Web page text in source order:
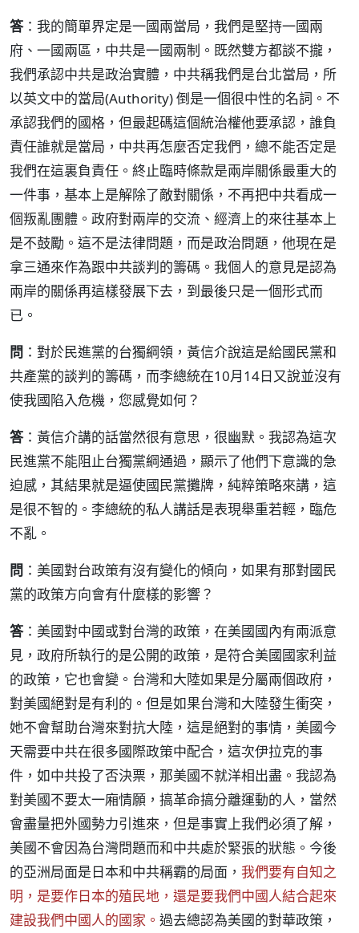
答：我的簡單界定是一國兩當局，我們是堅持一國兩
府、一國兩區，中共是一國兩制。既然雙方都談不攏，
我們承認中共是政治實體，中共稱我們是台北當局，所
以英文中的當局(Authority) 倒是一個很中性的名詞。不
承認我們的國格，但最起碼這個統治權他要承認，誰負
責任誰就是當局，中共再怎麼否定我們，總不能否定是
我們在這裏負責任。終止臨時條款是兩岸關係最重大的
一件事，基本上是解除了敵對關係，不再把中共看成一
個叛亂團體。政府對兩岸的交流、經濟上的來往基本上
是不鼓勵。這不是法律問題，而是政治問題，他現在是
拿三通來作為跟中共談判的籌碼。我個人的意見是認為
兩岸的關係再這樣發展下去，到最後只是一個形式而
已。
問 ：對於民進黨的台獨綱領，黃信介說這是給國民黨和
共產黨的談判的籌碼，而李總統在10月14日又說並沒有
使我國陷入危機，您感覺如何？
答：黃信介講的話當然很有意思，很幽默。我認為這次
民進黨不能阻止台獨黨綱通過，顯示了他們下意識的急
迫感，其結果就是逼使國民黨攤牌，純粹策略來講，這
是很不智的。李總統的私人講話是表現舉重若輕，臨危
不亂。
問 ：美國對台政策有沒有變化的傾向，如果有那對國民
黨的政策方向會有什麼樣的影響？
答：美國對中國或對台灣的政策，在美國國內有兩派意
見，政府所執行的是公開的政策，是符合美國國家利益
的政策，它也會變。台灣和大陸如果是分屬兩個政府，
對美國絕對是有利的。但是如果台灣和大陸發生衝突，
她不會幫助台灣來對抗大陸，這是絕對的事情，美國今
天需要中共在很多國際政策中配合，這次伊拉克的事
件，如中共投了否決票，那美國不就洋相出盡。我認為
對美國不要太一廂情願，搞革命搞分離運動的人，當然
會盡量把外國勢力引進來，但是事實上我們必須了解，
美國不會因為台灣問題而和中共處於緊張的狀態。今後
的亞洲局面是日本和中共稱霸的局面， 我們要有自知之
明，是要作日本的殖民地，還是要我們中國人結合起來
建設我們中國人的國家。 過去總認為美國的對華政策，